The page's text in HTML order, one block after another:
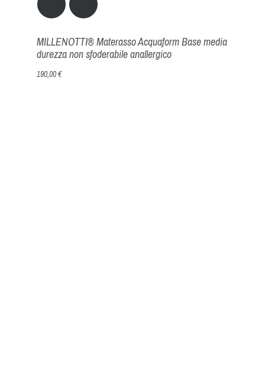
MILLENOTTI® Materasso Acquaform Base media
durezza non sfoderabile anallergico
190,00 €